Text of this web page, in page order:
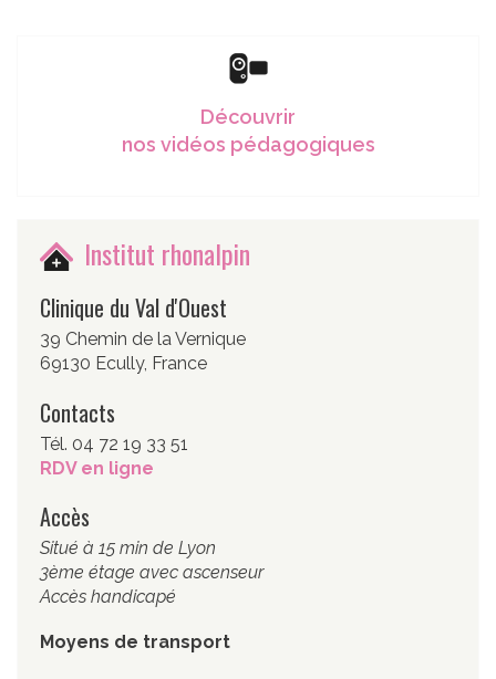
Découvrir
nos vidéos pédagogiques
Institut rhonalpin
Clinique du Val d'Ouest
39 Chemin de la Vernique
69130 Ecully, France
Contacts
Tél. 04 72 19 33 51
RDV en ligne
Accès
Situé à 15 min de Lyon
3ème étage avec ascenseur
Accès handicapé
Moyens de transport